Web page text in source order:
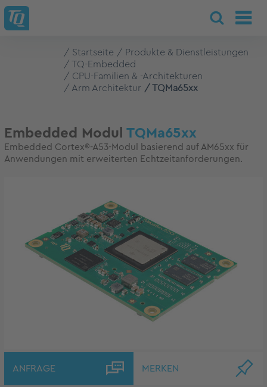
Startseite
Produkte & Dienstleistungen
TQ-Embedded
CPU-Familien & -Architekturen
Arm Architektur
TQMa65xx
Embedded Modul TQMa65xx
Embedded Cortex®-A53-Modul basierend auf AM65xx für
Anwendungen mit erweiterten Echtzeitanforderungen.
ANFRAGE MERKEN